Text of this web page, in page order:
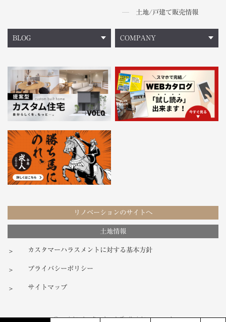
土地/戸建て販売情報
BLOG COMPANY
リノベーションのサイトへ
土地情報
カスタマーハラスメントに対する基本方針
プライバシーポリシー
サイトマップ
Copyright ノーク・ホームズ all rights reserved